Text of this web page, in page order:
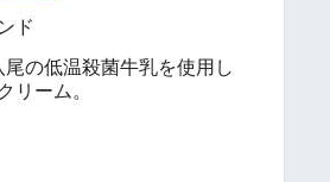
ド
の低温殺菌牛乳を使用し
リーム。